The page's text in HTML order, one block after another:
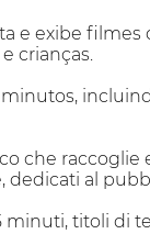
e exibe filmes
crianças.
minutos,
che raccoglie
al
minuti, titoli di